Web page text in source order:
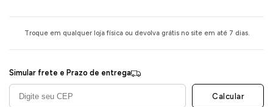
Troque em qualquer loja física ou devolva grátis no site em até 7 dias.
Simular frete e Prazo de entrega
Calcular